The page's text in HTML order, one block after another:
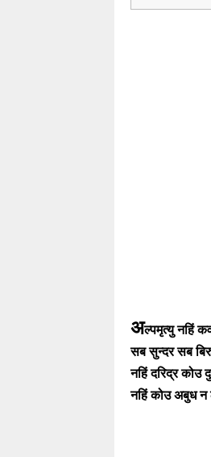
अल्पमृत्यु नहिं
सब सुन्दर सब
नहिं दरिद्र कोउ
नहिं कोउ अबुध न